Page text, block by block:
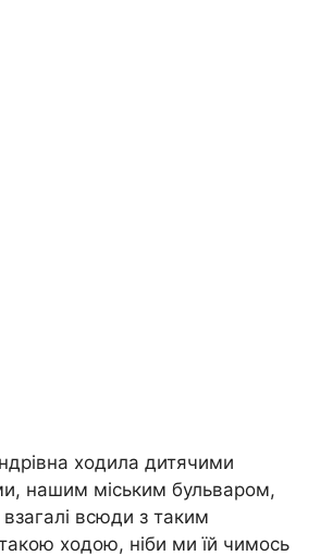
ходила дитячими
нашим міським бульваром,
всюди з таким
ходою, ніби ми їй чимось